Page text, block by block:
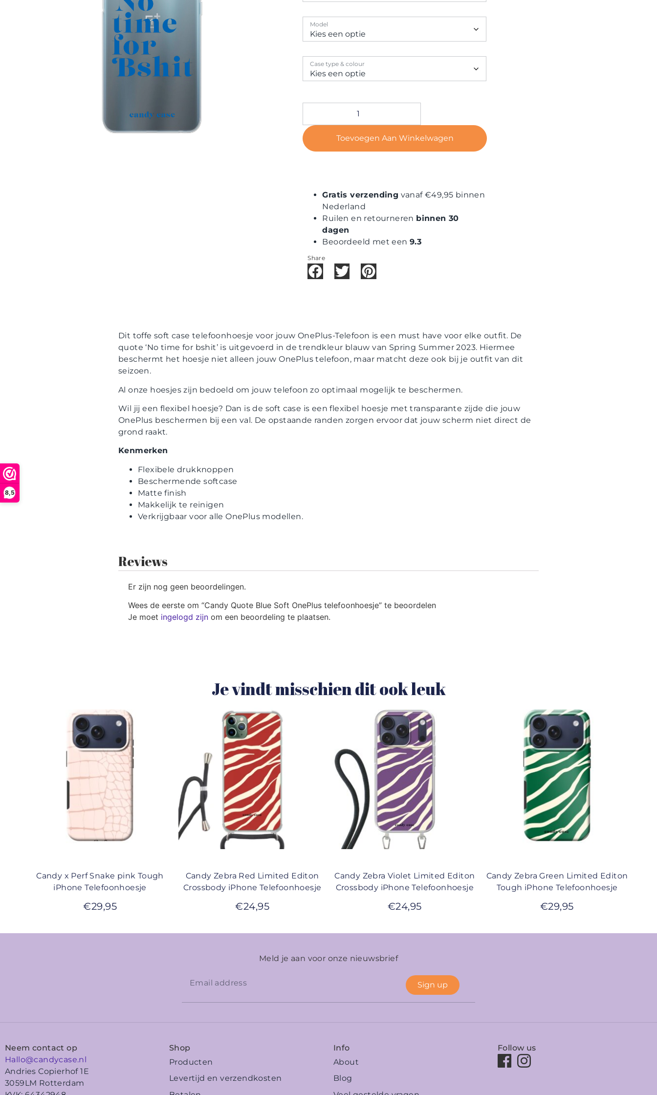
8,5
Model
Case type & colour
Toevoegen Aan Winkelwagen
Gratis verzending vanaf €49,95 binnen
Nederland
Ruilen en retourneren binnen 30
dagen
Beoordeeld met een9.3
Share
Dit toffe soft case telefoonhoesje voor jouw OnePlus-Telefoon is een must have voor elke outfit. De
quote ‘No time for bshit’ is uitgevoerd in de trendkleur blauw van Spring Summer 2023. Hiermee
beschermt het hoesje niet alleen jouw OnePlus telefoon, maar matcht deze ook bij je outfit van dit
seizoen.
Al onze hoesjes zijn bedoeld om jouw telefoon zo optimaal mogelijk te beschermen.
Wil jij een flexibel hoesje? Dan is de soft case is een flexibel hoesje met transparante zijde die jouw
OnePlus beschermen bij een val. De opstaande randen zorgen ervoor dat jouw scherm niet direct de
grond raakt.
Kenmerken
Flexibele drukknoppen
Beschermende softcase
Matte finish
Makkelijk te reinigen
Verkrijgbaar voor alle OnePlus modellen.
Reviews
Er zijn nog geen beoordelingen.
Wees de eerste om “Candy Quote Blue Soft OnePlus telefoonhoesje” te beoordelen
Je moet ingelogd zijn om een beoordeling te plaatsen.
Je vindt misschien dit ook leuk
Candy x Perf Snake pink Tough
iPhone Telefoonhoesje
€29,95
Candy Zebra Red Limited Editon
Crossbody iPhone Telefoonhoesje
€24,95
Candy Zebra Violet Limited Editon
Crossbody iPhone Telefoonhoesje
€24,95
Candy Zebra Green Limited Editon
Tough iPhone Telefoonhoesje
€29,95
Meld je aan voor onze nieuwsbrief
Sign up
Neem contact op
Hallo@candycase.nl
Andries Copierhof 1E
3059LM Rotterdam
Shop
Producten
Levertijd en verzendkosten
Info
About
Blog
Follow us